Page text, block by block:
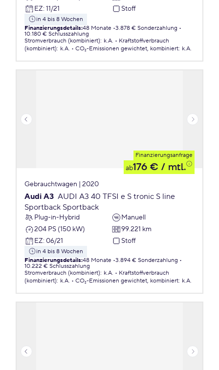
EZ: 11/21 Stoff
in 4 bis 8 Wochen
Finanzierungsdetails:48 Monate 3.878 € Sonderzahlung
10.180 € Schlusszahlung
Stromverbrauch (kombiniert): k.A.
Kraftstoffverbrauch
(kombiniert): k.A. CO₂-Emissionen gewichtet, kombiniert: k.A.
Finanzierungsanfrage
ab176 € / mtl.
Gebrauchtwagen | 2020
Audi A3 AUDI A3 40 TFSI e S tronic S line
Sportback Sportback
Plug-in-Hybrid
Manuell
204 PS (150 kW)
99.221 km
EZ: 06/21 Stoff
in 4 bis 8 Wochen
Finanzierungsdetails:48 Monate 3.894 € Sonderzahlung
10.222 € Schlusszahlung
Stromverbrauch (kombiniert): k.A.
Kraftstoffverbrauch
(kombiniert): k.A. CO₂-Emissionen gewichtet, kombiniert: k.A.